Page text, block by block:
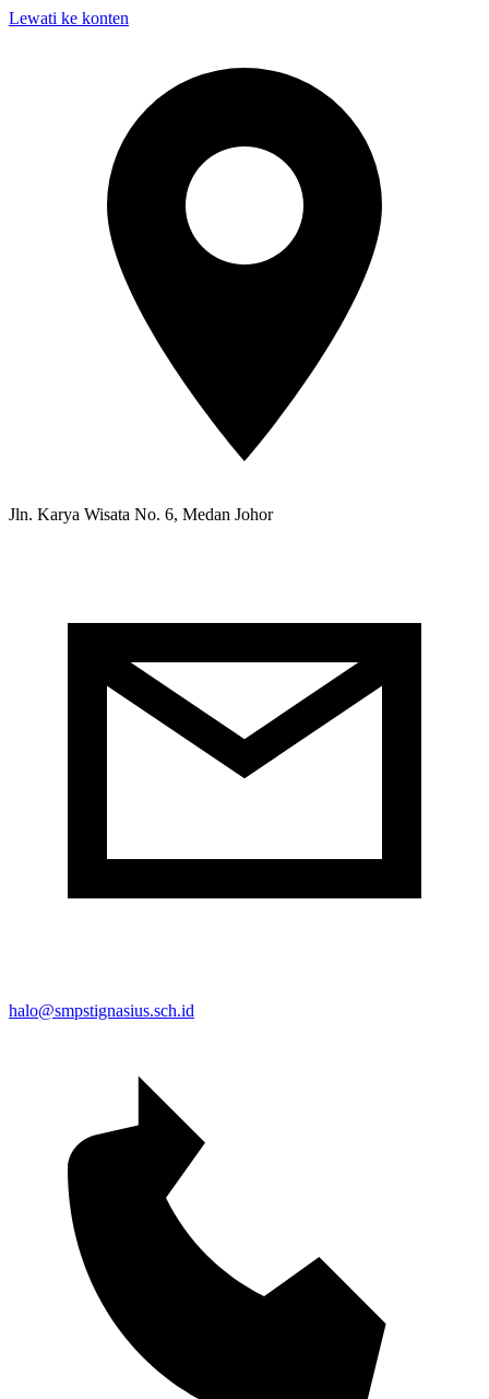
Lewati ke konten
Jln. Karya Wisata No. 6, Medan Johor
halo@smpstignasius.sch.id